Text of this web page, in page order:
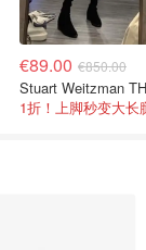
€89.00 €850.00
1折！上脚秒变大长